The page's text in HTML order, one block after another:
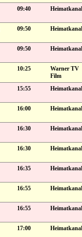
09:40 Heimatkanal
09:50 Heimatkanal
09:50 Heimatkanal
10:25
Warner TV
Film
15:55 Heimatkanal
16:00 Heimatkanal
16:30 Heimatkanal
16:30 Heimatkanal
16:35 Heimatkanal
16:55 Heimatkanal
16:55 Heimatkanal
17:00 Heimatkanal